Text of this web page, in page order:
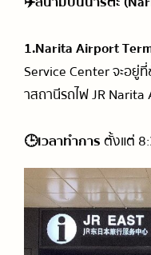
1.Narita Airport
Service Center จะอยู่
าสถานีรถไฟ JR
🕒เวลาทำการตั้งแต่